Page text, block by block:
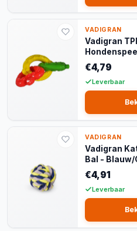
VADIGRAN
Vadigran
€4,79
Leverbaar
VADIGRAN
Vadigran
Bal - Blauw/
€4,91
Leverbaar